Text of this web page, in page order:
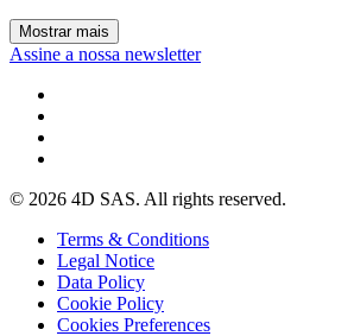
Mostrar mais
Assine a nossa newsletter
© 2026 4D SAS. All rights reserved.
Terms & Conditions
Legal Notice
Data Policy
Cookie Policy
Cookies Preferences